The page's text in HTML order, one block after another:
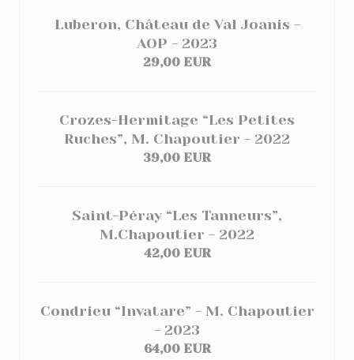
Luberon, Château de Val Joanis -
AOP - 2023
29,00 EUR
Crozes-Hermitage “Les Petites
Ruches”, M. Chapoutier - 2022
39,00 EUR
Saint-Péray “Les Tanneurs”,
M.Chapoutier - 2022
42,00 EUR
Condrieu “Invatare” - M. Chapoutier
- 2023
64,00 EUR